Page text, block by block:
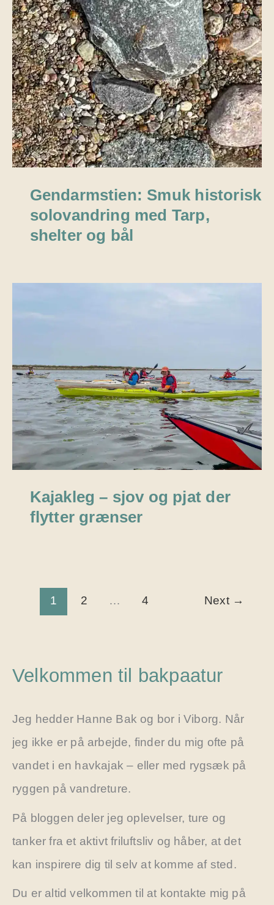
Gendarmstien: Smuk historisk
solovandring med Tarp,
shelter og bål
Kajakleg – sjov og pjat der
flytter grænser
1 2 … 4 Next →
Velkommen til bakpaatur
Jeg hedder Hanne Bak og bor i Viborg. Når
jeg ikke er på arbejde, finder du mig ofte på
vandet i en havkajak – eller med rygsæk på
ryggen på vandreture.
På bloggen deler jeg oplevelser, ture og
tanker fra et aktivt friluftsliv og håber, at det
kan inspirere dig til selv at komme af sted.
Du er altid velkommen til at kontakte mig på